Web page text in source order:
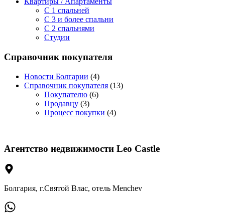
C 1 спальней
C 3 и более спальни
С 2 спальнями
Студии
Справочник покупателя
Новости Болгарии (4)
Справочник покупателя (13)
Покупателю (6)
Продавцу (3)
Процесс покупки (4)
Агентство недвижимости Leo Castle
Болгария, г.Святой Влас, отель Menchev